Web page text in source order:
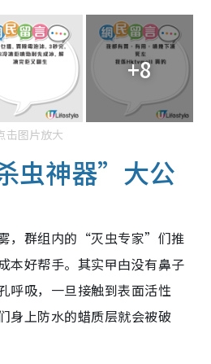
+8
击图片放大
虫神器”大公
，群组内的“灭虫专家”们推
本好帮手。其实曱甴没有鼻子
呼吸，一旦接触到表面活性
身上防水的蜡质层就会被破